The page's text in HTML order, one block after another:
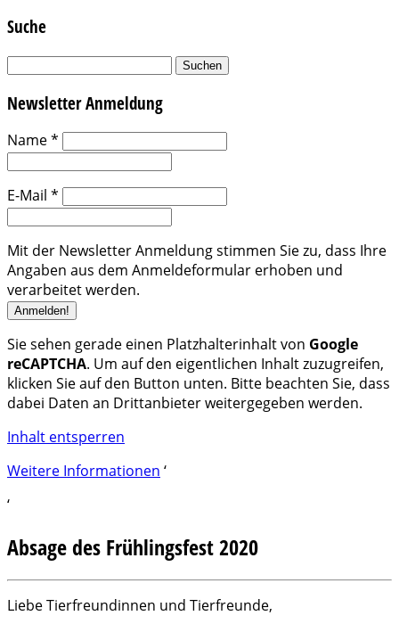
Suche
Suchen
Newsletter Anmeldung
Name*
E-Mail *
Mit der Newsletter Anmeldung stimmen Sie zu, dass Ihre
Angaben aus dem Anmeldeformular erhoben und
verarbeitet werden.
Sie sehen gerade einen Platzhalterinhalt von Google
reCAPTCHA. Um auf den eigentlichen Inhalt zuzugreifen,
klicken Sie auf den Button unten. Bitte beachten Sie, dass
dabei Daten an Drittanbieter weitergegeben werden.
Inhalt entsperren
Weitere Informationen ‘
‘
Absage des Frühlingsfest 2020
Liebe Tierfreundinnen und Tierfreunde,